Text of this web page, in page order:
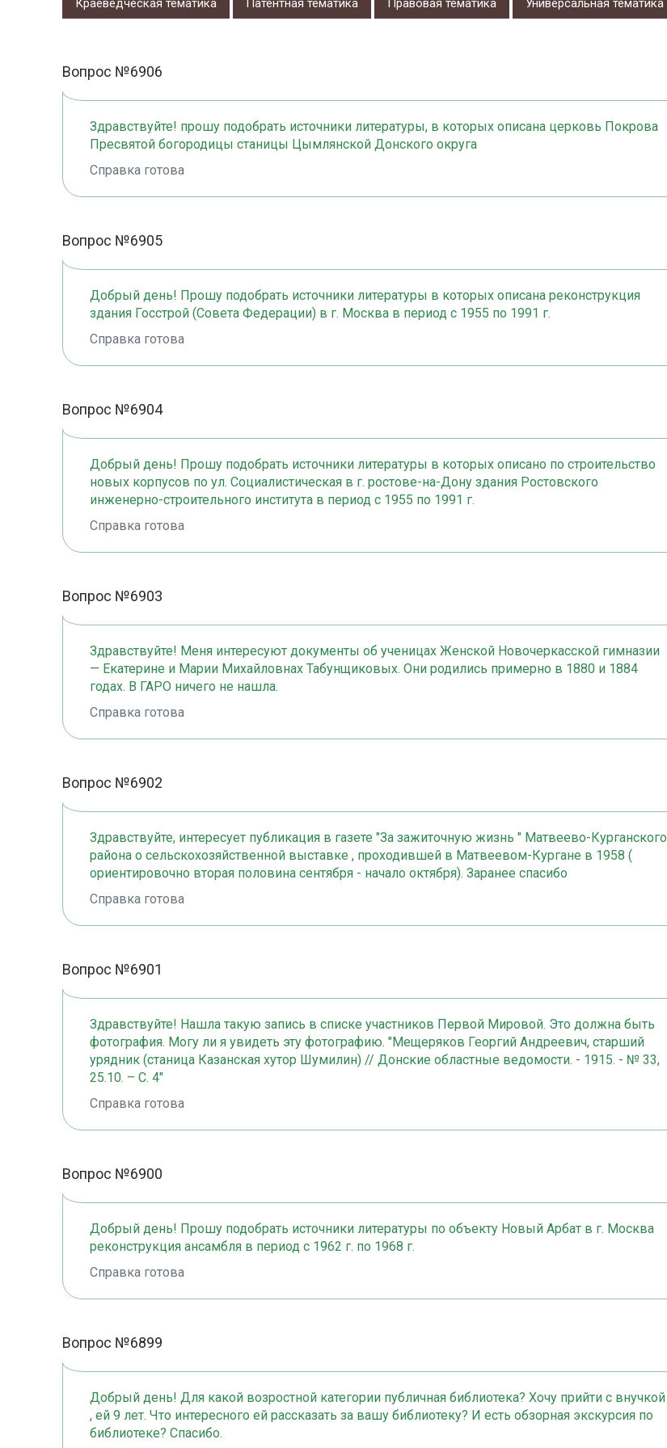
Краеведческая тематика Патентная тематика Правовая тематика Универсальная тематика
Вопрос №6906
Здравствуйте! прошу подобрать источники литературы, в которых описана церковь Покрова
Пресвятой богородицы станицы Цымлянской Донского округа
Справка готова
Вопрос №6905
Добрый день! Прошу подобрать источники литературы в которых описана реконструкция
здания Госстрой (Совета Федерации) в г. Москва в период с 1955 по 1991 г.
Справка готова
Вопрос №6904
Добрый день! Прошу подобрать источники литературы в которых описано по строительство
новых корпусов по ул. Социалистическая в г. ростове-на-Дону здания Ростовского
инженерно-строительного института в период с 1955 по 1991 г.
Справка готова
Вопрос №6903
Здравствуйте! Меня интересуют документы об ученицах Женской Новочеркасской гимназии
— Екатерине и Марии Михайловнах Табунщиковых. Они родились примерно в 1880 и 1884
годах. В ГАРО ничего не нашла.
Справка готова
Вопрос №6902
Здравствуйте, интересует публикация в газете "За зажиточную жизнь " Матвеево-Курганского
района о сельскохозяйственной выставке , проходившей в Матвеевом-Кургане в 1958 (
ориентировочно вторая половина сентября - начало октября). Заранее спасибо
Справка готова
Вопрос №6901
Здравствуйте! Нашла такую запись в списке участников Первой Мировой. Это должна быть
фотография. Могу ли я увидеть эту фотографию. "Мещеряков Георгий Андреевич, старший
урядник (станица Казанская хутор Шумилин) // Донские областные ведомости. - 1915. - № 33,
25.10. – С. 4"
Справка готова
Вопрос №6900
Добрый день! Прошу подобрать источники литературы по объекту Новый Арбат в г. Москва
реконструкция ансамбля в период с 1962 г. по 1968 г.
Справка готова
Вопрос №6899
Добрый день! Для какой возростной категории публичная библиотека? Хочу прийти с внучкой
, ей 9 лет. Что интересного ей рассказать за вашу библиотеку? И есть обзорная экскурсия по
библиотеке? Спасибо.